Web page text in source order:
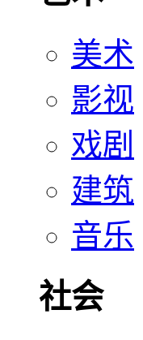
美术
影视
戏剧
建筑
音乐
社会